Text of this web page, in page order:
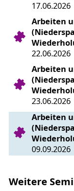
17.06.2026
Arbeiten
22.06.2026
Arbeiten
23.06.2026
Arbeiten
09.09.2026
Weitere